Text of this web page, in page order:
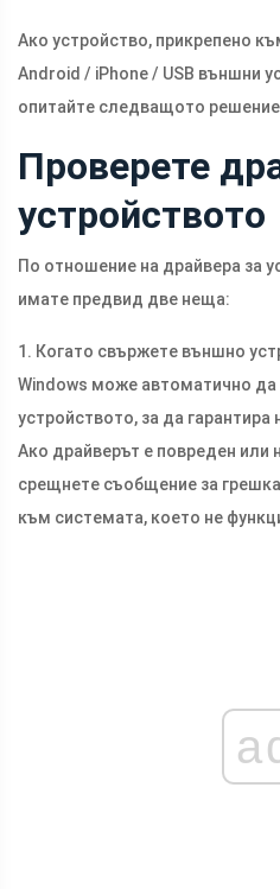
Ако устройство, прикрепено
Android / iPhone / USB външни
опитайте следващото
Проверете
устройството
По отношение на драйвера за
имате предвид две неща:
1. Когато свържете външно
Windows може автоматично да
устройството, за да
Ако драйверът е повреден
срещнете съобщение за
към системата, което не